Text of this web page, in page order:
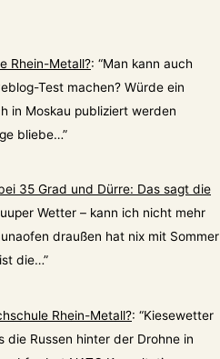
Rhein-Metall?: “Man kann auch
Test machen? Würde ein
in Moskau publiziert werden
bliebe…”
35 Grad und Dürre: Das sagt die
Wetter – kann ich nicht mehr
draußen hat nix mit Sommer
die…”
Rhein-Metall?: “Kiesewetter
die Russen hinter der Drohne in